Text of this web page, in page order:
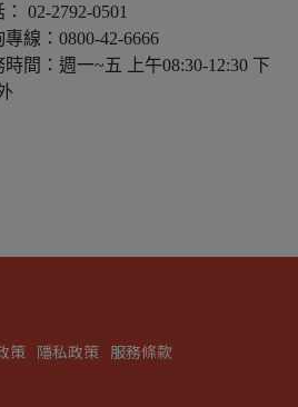
02-2792-0501
線：0800-42-6666
間：週一~五 上午08:30-12:30 下
策 隱私政策 服務條款